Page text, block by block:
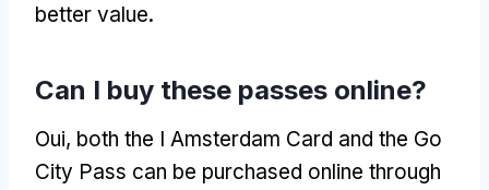
better value.
Can I buy these passes online?
Oui, both the I Amsterdam Card and the Go
City Pass can be purchased online through